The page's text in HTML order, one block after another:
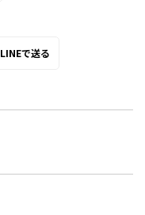
LINEで送る